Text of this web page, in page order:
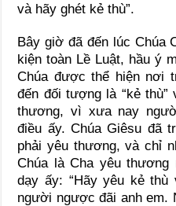
và hãy ghét kẻ thù”.
Bây giờ đã đến lúc Chúa
kiện toàn Lề Luật, hầu ý
Chúa được thể hiện nơi
đến đối tượng là “kẻ
thương, vì xưa nay
điều ấy. Chúa Giêsu đã
phải yêu thương, và chỉ
Chúa là Cha yêu
dạy ấy: “Hãy yêu kẻ thù
người ngược đãi anh em.